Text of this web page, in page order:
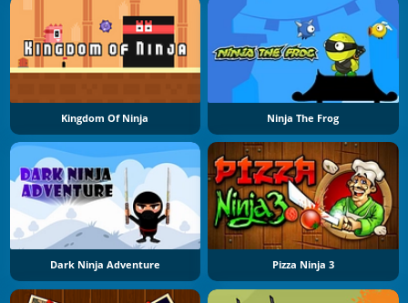
Kingdom Of Ninja Ninja The Frog
Dark Ninja Adventure Pizza Ninja 3